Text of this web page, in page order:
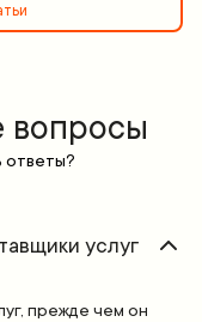
вопросы
ответы?
услуг
прежде чем он